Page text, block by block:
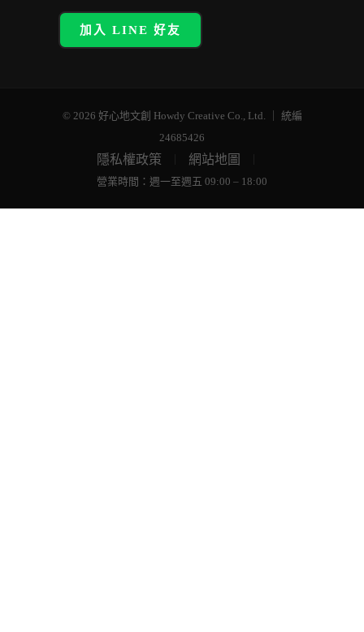
加入 LINE 好友
© 2026 好心地文創 Howdy Creative Co., Ltd. ｜ 統編
24685426
隱私權政策 網站地圖
營業時間：週一至週五 09:00 – 18:00